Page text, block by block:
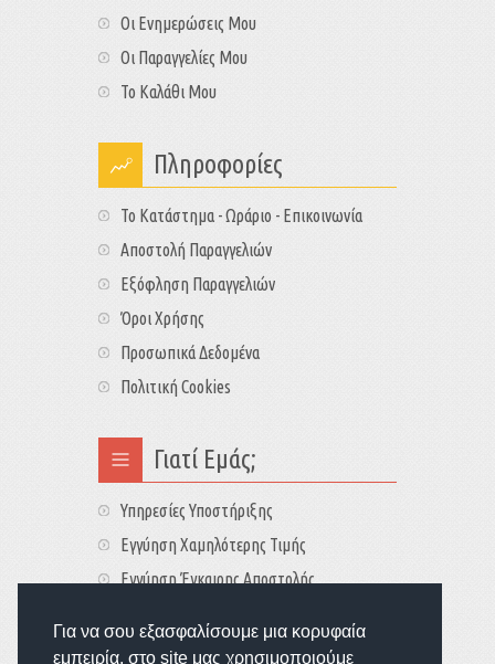
Για να σου εξασφαλίσουμε μια κορυφαία
εμπειρία, στο site μας χρησιμοποιούμε
Οι Ενημερώσεις Μου
Οι Παραγγελίες Μου
Το Καλάθι Μου
Πληροφορίες
Το Κατάστημα - Ωράριο - Επικοινωνία
Αποστολή Παραγγελιών
Εξόφληση Παραγγελιών
Όροι Χρήσης
Προσωπικά Δεδομένα
Πολιτική Cookies
Γιατί Εμάς;
Υπηρεσίες Υποστήριξης
Εγγύηση Χαμηλότερης Τιμής
Εγγύηση Έγκαιρης Αποστολής